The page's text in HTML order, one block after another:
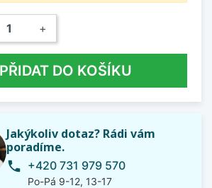
+
PŘIDAT DO KOŠÍKU
Jakýkoliv dotaz? Rádi vám
poradíme.
phone +420 731 979 570
Po-Pá 9-12, 13-17